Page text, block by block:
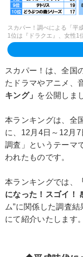
スカパー！調べによる「平
1位は『ドラクエ』、女性1
スカパー！は、全国
たドラマやアニメ、
キング」
を公開しま
本ランキングは、全
に、12月4日～12月
調査」というテーマ
われたものです。
本ランキングでは、
になった！スゴイ！
ム”に関係した調査
にて紹介いたします。